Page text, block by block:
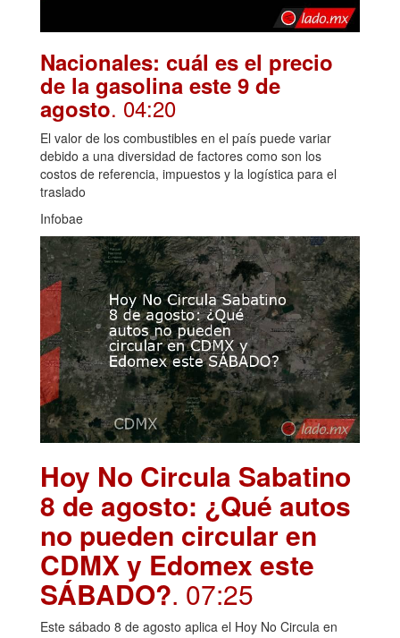
Nacionales: cuál es el precio
de la gasolina este 9 de
agosto. 04:20
El valor de los combustibles en el país puede variar
debido a una diversidad de factores como son los
costos de referencia, impuestos y la logística para el
traslado
Infobae
Hoy No Circula Sabatino
8 de agosto: ¿Qué autos
no pueden circular en
CDMX y Edomex este
SÁBADO?. 07:25
Este sábado 8 de agosto aplica el Hoy No Circula en